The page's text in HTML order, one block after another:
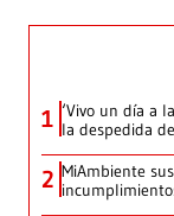
1 ‘Vivo un día a
la despedida
2 MiAmbiente